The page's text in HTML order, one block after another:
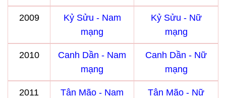
2009
Kỷ Sửu - Nam
mạng
Kỷ Sửu - Nữ
mạng
2010
Canh Dần - Nam
mạng
Canh Dần - Nữ
mạng
2011
Tân Mão - Nam
Tân Mão - Nữ